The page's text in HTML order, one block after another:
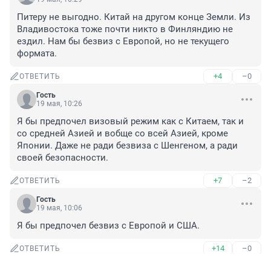
Питеру не выгодно. Китай на другом конце Земли. Из
Владивостока тоже почти никто в Финляндию не
ездил. Нам бы безвиз с Европой, но не текущего
формата.
ОТВЕТИТЬ +4 –0
Гость
19 мая, 10:26
Я бы предпочел визовый режим как с Китаем, так и
со средней Азией и вобще со всей Азией, кроме
Японии. Даже не ради безвиза с Шенгеном, а ради
своей безопасности.
ОТВЕТИТЬ +7 –2
Гость
19 мая, 10:06
Я бы предпочел безвиз с Европой и США.
ОТВЕТИТЬ +14 –0